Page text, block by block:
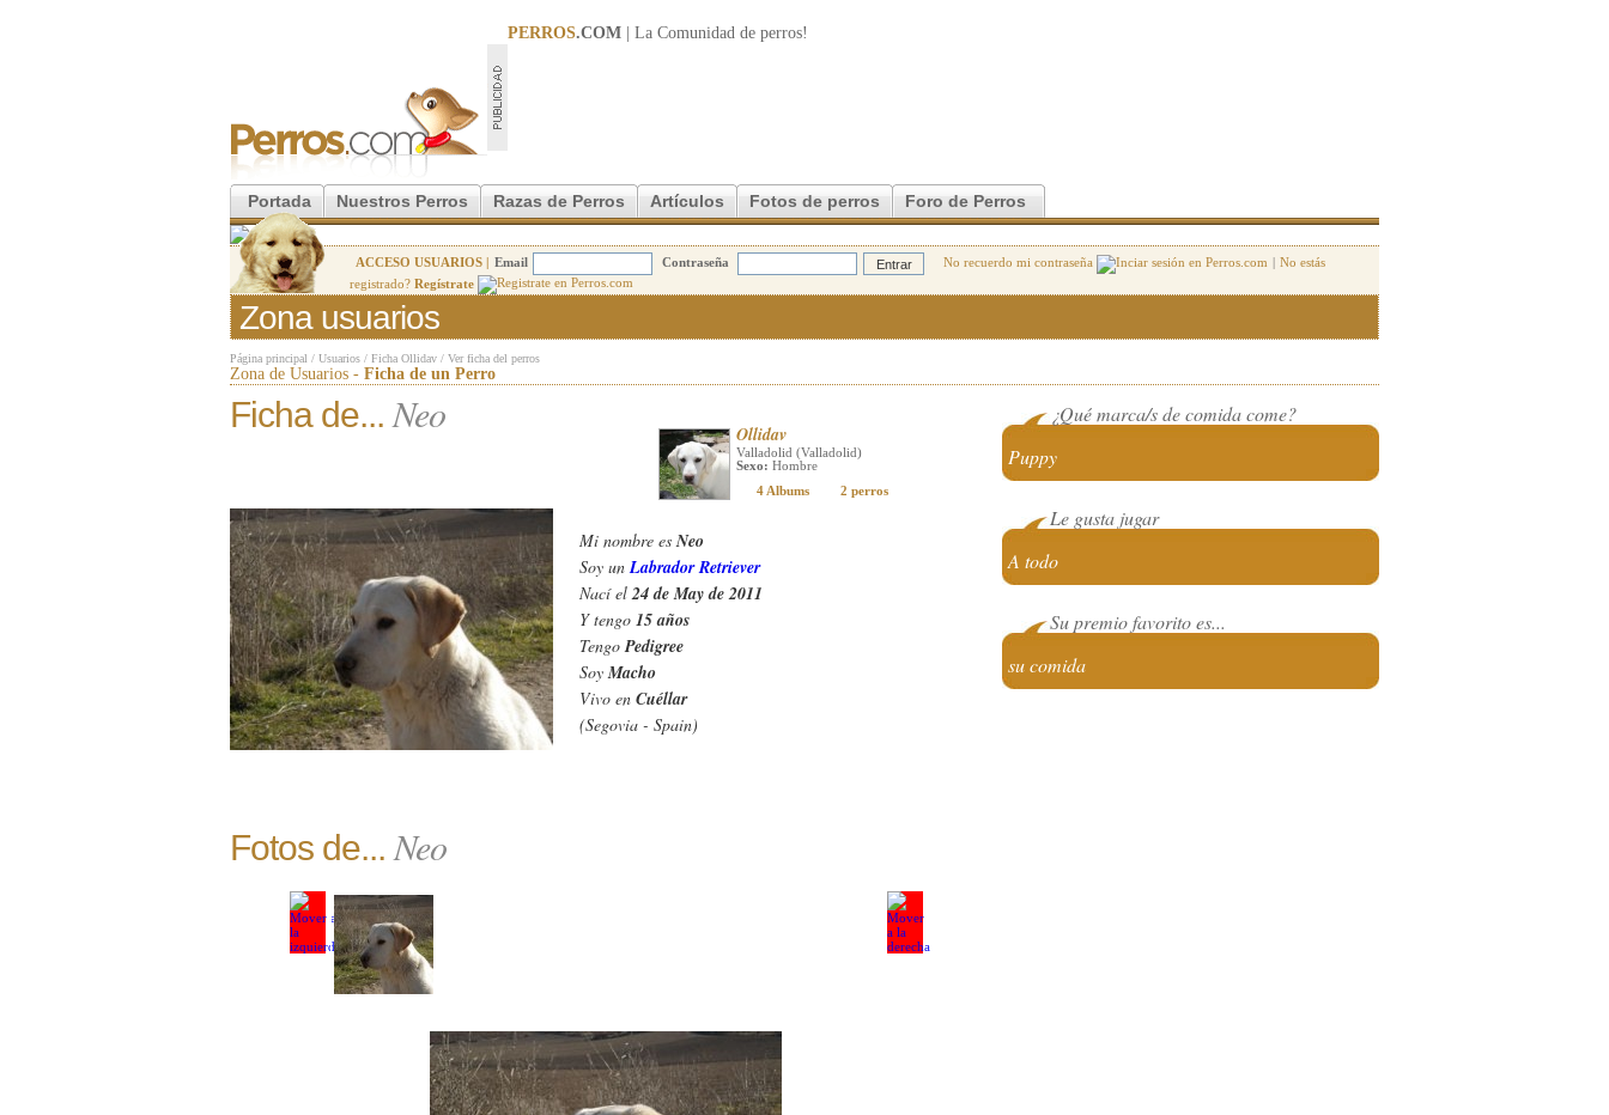
PERROS.COM | La Comunidad de perros!
Portada Nuestros Perros Razas de Perros Artículos Fotos de perros Foro de Perros
ACCESO USUARIOS | Email Contraseña No recuerdo mi contraseña | No estás
registrado? Regístrate
Zona usuarios
Página principal / Usuarios / Ficha Ollidav / Ver ficha del perros
Zona de Usuarios - Ficha de un Perro
Ficha de... Neo Ollidav
Valladolid (Valladolid)
Sexo: Hombre
4 Albums
2 perros
Mi nombre esNeo
Soy unLabrador Retriever
Nací el24 de May de 2011
Y tengo 15 años
TengoPedigree
SoyMacho
Vivo en Cuéllar
(Segovia - Spain)
¿Qué marca/s de comida come?
Puppy
Le gusta jugar
A todo
Su premio favorito es...
su comida
Fotos de... Neo